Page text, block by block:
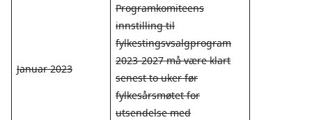
Januar 2023
Programkomiteens
innstilling til
fylkestingsvsalgprogram
2023-2027 må være klart
senest to uker før
fylkesårsmøtet for
utsendelse med